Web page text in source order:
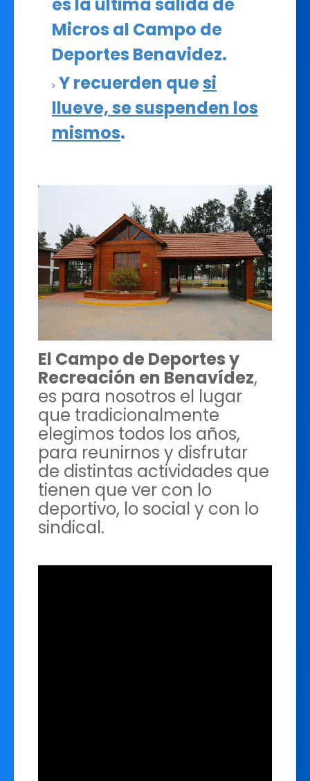
Micros al Campo de
Deportes Benavidez.
Y recuerden quesi
llueve, se suspenden los
mismos.
El Campo de Deportes y
Recreación en Benavídez,
es para nosotros el lugar
que tradicionalmente
elegimos todos los años,
para reunirnos y disfrutar
de distintas actividades que
tienen que ver con lo
deportivo, lo social y con lo
sindical.